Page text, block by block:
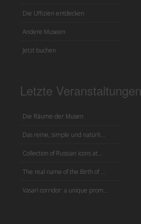
Die Uffizien entdecken
Andere Museen
Jetzt buchen
Letzte Veranstaltungen
Die Räume der Musen
Das reine, simple und natürli...
Collection of Russian icons at...
The real name of the Birth of ...
Vasari corridor: a unique prom...